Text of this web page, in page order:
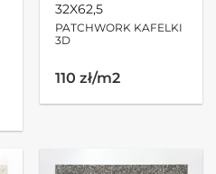
32X62,5
PATCHWORK KAFELKI
3D
110 zł/m2